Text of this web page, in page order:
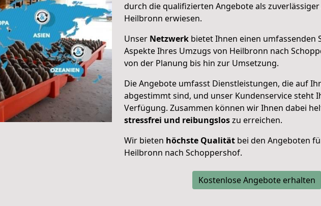
durch die qualifizierten Angebote als
Heilbronn erwiesen.
Unser Netzwerk bietet Ihnen einen umfassenden
Aspekte Ihres Umzugs von Heilbronn nach
von der Planung bis hin zur Umsetzung.
Die Angebote umfasst Dienstleistungen, die auf
abgestimmt sind, und unser Kundenservice steht
Verfügung. Zusammen können wir Ihnen dabei
stressfrei und reibungsloszu erreichen.
Wir bieten höchste Qualität bei den Angeboten
Heilbronn nach Schoppershof.
Kostenlose Angebote erhalten